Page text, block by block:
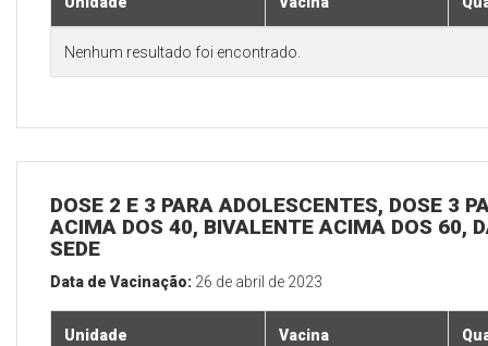
Nenhum resultado foi encontrado.
DOSE 2 E 3 PARA ADOLESCENTES, DOSE 3
ACIMA DOS 40, BIVALENTE ACIMA DOS 60,
SEDE
Data de Vacinação: 26 de abril de 2023
Unidade Vacina